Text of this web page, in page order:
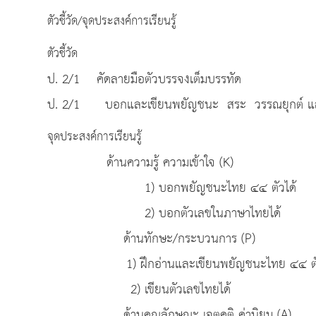
ตัวชี้วัด/จุดประสงค์การเรียนรู้
ตัวชี้วัด
ป. 2/1 คัดลายมือตัวบรรจงเต็มบรรทัด
ป. 2/1 บอกและเขียนพยัญชนะ สระ วรรณยุกต์ แ
จุดประสงค์การเรียนรู้
ด้านความรู้ ความเข้าใจ (K)
1) บอกพยัญชนะไทย ๔๔ ตัวได้
2) บอกตัวเลขในภาษาไทยได้
ด้านทักษะ/กระบวนการ (P)
1) ฝึกอ่านและเขียนพยัญชนะไทย ๔๔ ตั
2) เขียนตัวเลขไทยได้